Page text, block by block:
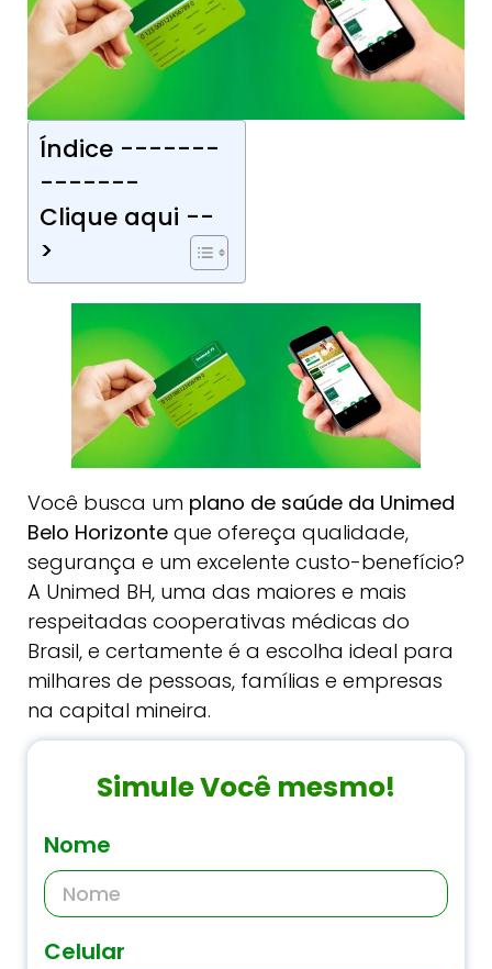
Índice -------
-------
Clique aqui --
>
Você busca um plano de saúde da Unimed
Belo Horizonte que ofereça qualidade,
segurança e um excelente custo-benefício?
A Unimed BH, uma das maiores e mais
respeitadas cooperativas médicas do
Brasil, e certamente é a escolha ideal para
milhares de pessoas, famílias e empresas
na capital mineira.
Simule Você mesmo!
Nome
Celular